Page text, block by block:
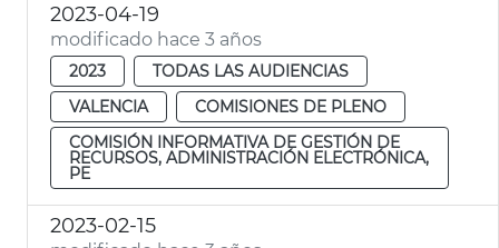
2023-04-19
modificado hace 3 años
2023
TODAS LAS AUDIENCIAS
VALENCIA
COMISIONES DE PLENO
COMISIÓN INFORMATIVA DE GESTIÓN DE
RECURSOS, ADMINISTRACIÓN ELECTRÓNICA,
PE
2023-02-15